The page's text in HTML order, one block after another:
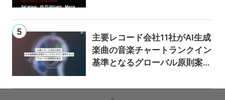
主要レコード会社11社がAI生成
楽曲の音楽チャートランクイン
基準となるグローバル原則案を
るための統一的な枠組みを提案